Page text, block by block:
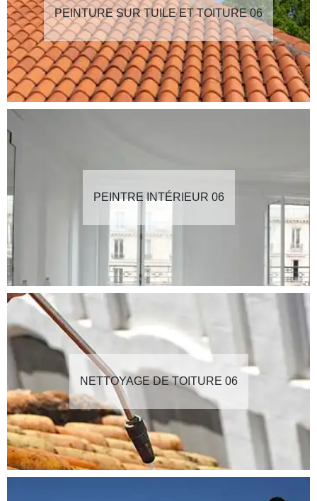
PEINTURE SUR TUILE ET TOITURE 06
PEINTRE INTÉRIEUR 06
NETTOYAGE DE TOITURE 06